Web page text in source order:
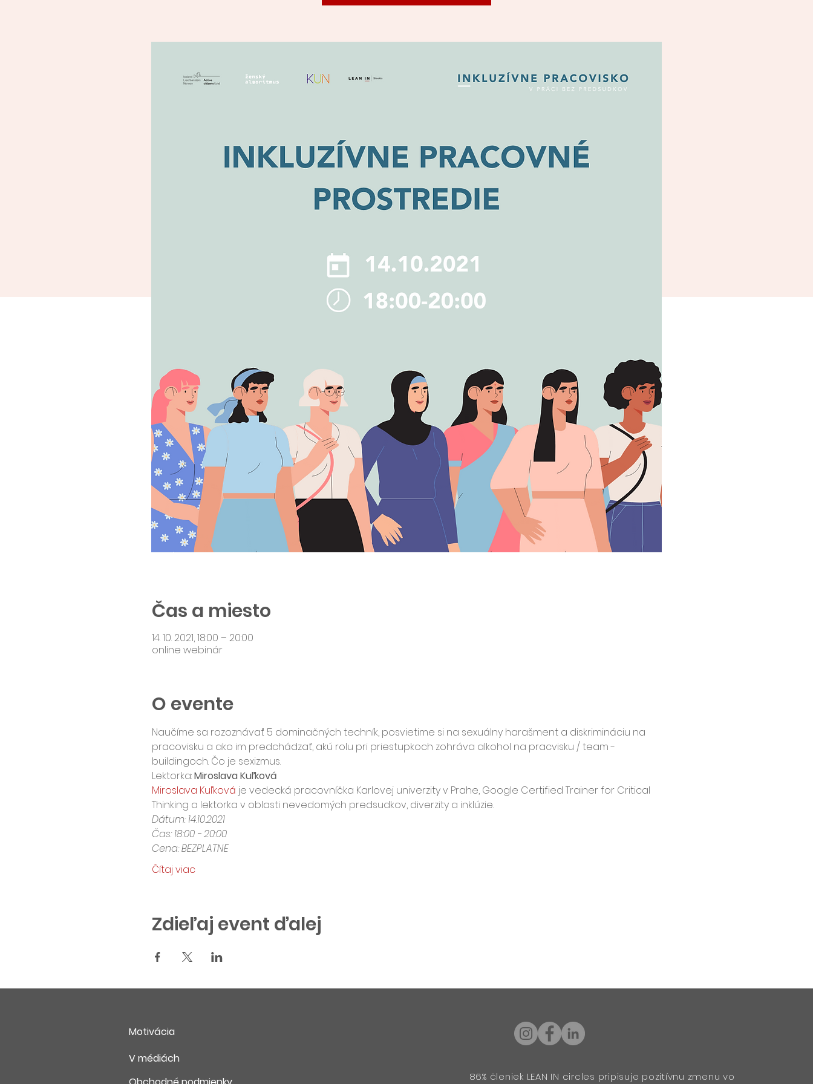
Čas a miesto
14. 10. 2021, 18:00 – 20:00
online webinár
O evente
Naučíme sa rozoznávať 5 dominačných techník, posvietime si na sexuálny harašment a diskrimináciu na
pracovisku a ako im predchádzať, akú rolu pri priestupkoch zohráva alkohol na pracvisku / team -
buildingoch. Čo je sexizmus.
Lektorka: Miroslava Kuľková
Miroslava Kuľková je vedecká pracovníčka Karlovej univerzity v Prahe, Google Certified Trainer for Critical
Thinking a lektorka v oblasti nevedomých predsudkov, diverzity a inklúzie.
Dátum: 14.10.2021
Čas: 18:00 - 20:00
Cena: BEZPLATNE
Čítaj viac
Zdieľaj event ďalej
Motivácia
V médiách
86% členiek LEAN IN circles pripisuje pozitívnu zmenu vo